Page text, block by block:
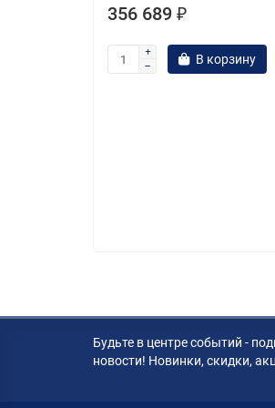
356 689 ₽
В корзину
Будьте в центре событий -
новости! Новинки, скидки,